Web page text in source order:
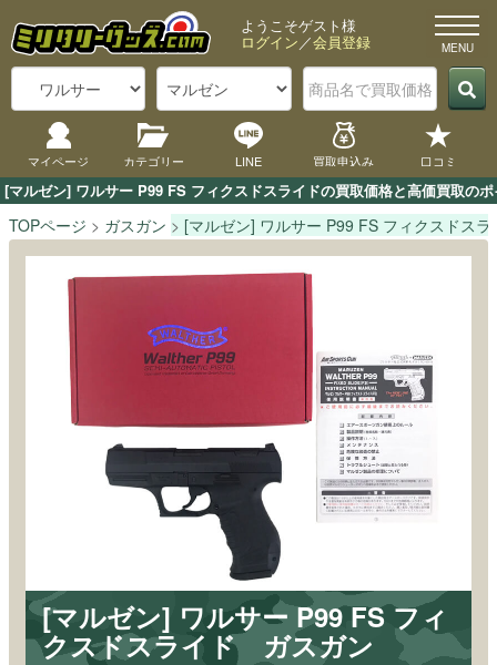
[マルゼン] ワルサー P99 FS フィクスドスライドの買取価格と高価買取の
ようこそゲスト様
ログイン／会員登録
マイページ カテゴリー LINE 買取申込み 口コミ
TOPページ ガスガン [マルゼン] ワルサー P99 FS フィクスドスラ
[マルゼン] ワルサー P99 FS フィ
クスドスライド ガスガン